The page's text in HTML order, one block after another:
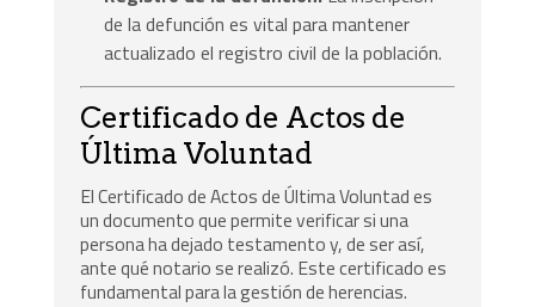
de la defunción es vital para mantener
actualizado el registro civil de la población.
Certificado de Actos de
Última Voluntad
El Certificado de Actos de Última Voluntad es
un documento que permite verificar si una
persona ha dejado testamento y, de ser así,
ante qué notario se realizó. Este certificado es
fundamental para la gestión de herencias.